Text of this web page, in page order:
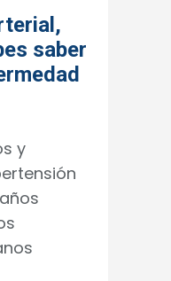
saber
y